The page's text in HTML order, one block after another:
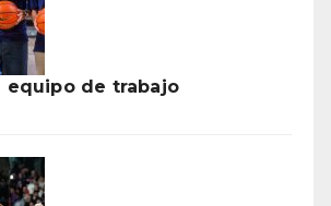
equipo de trabajo